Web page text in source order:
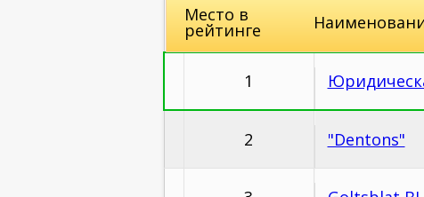
Место в
рейтинге
1
2 "Dentons"